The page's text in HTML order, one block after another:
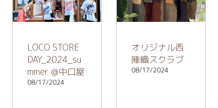
LOCO STORE
DAY_2024_su
mmer @中口屋
08/17/2024
オリジナル西
陣織スクラブ
08/17/2024